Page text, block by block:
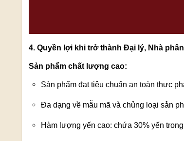
4. Quyền lợi khi trở thành Đại lý, Nhà
Sản phẩm chất lượng cao:
Sản phẩm đạt tiêu chuẩn an toàn thực
Đa dạng về mẫu mã và chủng loại sản
Hàm lượng yến cao: chứa 30% yến